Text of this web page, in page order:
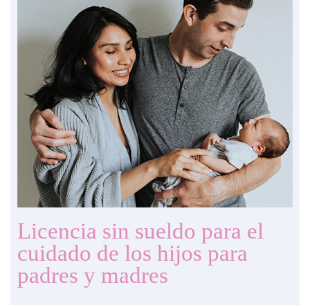
Licencia sin sueldo para el
cuidado de los hijos para
padres y madres